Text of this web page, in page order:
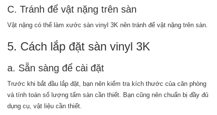
C. Tránh để vật nặng trên sàn
Vật nặng có thể làm xước sàn vinyl 3K nên tránh để vật nặng trên sàn.
5. Cách lắp đặt sàn vinyl 3K
a. Sẵn sàng để cài đặt
Trước khi bắt đầu lắp đặt, bạn nên kiểm tra kích thước của căn phòng
và tính toán số lượng tấm sàn cần thiết. Bạn cũng nên chuẩn bị đầy đủ
dụng cụ, vật liệu cần thiết.